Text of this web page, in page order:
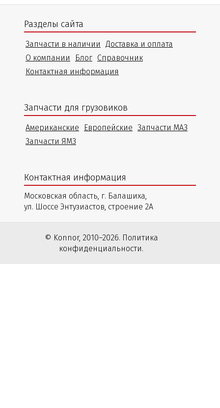
Разделы сайта
Запчасти в наличии
Доставка и оплата
О компании
Блог Справочник
Контактная информация
Запчасти для грузовиков
Американские Европейские Запчасти МАЗ
Запчасти ЯМЗ
Контактная информация
Московская область, г. Балашиха,
ул. Шоссе Энтузиастов, строение 2А
© Konnor, 2010–2026. Политика
конфиденциальности.